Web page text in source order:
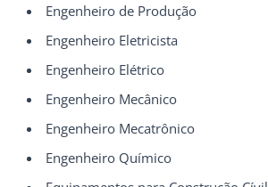
Engenheiro de Produção
Engenheiro Eletricista
Engenheiro Elétrico
Engenheiro Mecânico
Engenheiro Mecatrônico
Engenheiro Químico